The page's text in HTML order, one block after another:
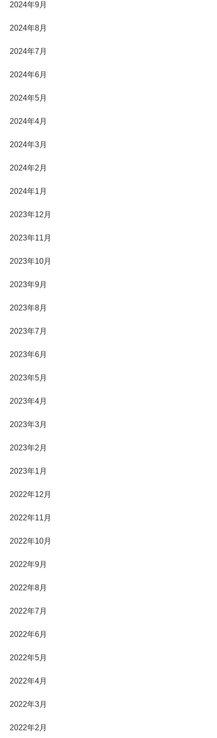
2024年9月
2024年8月
2024年7月
2024年6月
2024年5月
2024年4月
2024年3月
2024年2月
2024年1月
2023年12月
2023年11月
2023年10月
2023年9月
2023年8月
2023年7月
2023年6月
2023年5月
2023年4月
2023年3月
2023年2月
2023年1月
2022年12月
2022年11月
2022年10月
2022年9月
2022年8月
2022年7月
2022年6月
2022年5月
2022年4月
2022年3月
2022年2月